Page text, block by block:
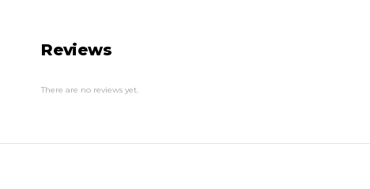
Reviews
There are no reviews yet.